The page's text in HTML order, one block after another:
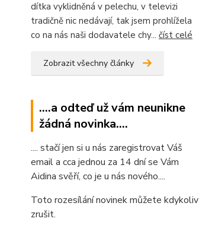
dítka vyklidněná v pelechu, v televizi
tradičně nic nedávají, tak jsem prohlížela
co na nás naši dodavatele chy... číst celé
Zobrazit všechny články
....a odteď už vám neunikne
žádná novinka....
.... stačí jen si u nás zaregistrovat Váš
email a cca jednou za 14 dní se Vám
Aidina svěří, co je u nás nového....
Toto rozesílání novinek můžete kdykoliv
zrušit.